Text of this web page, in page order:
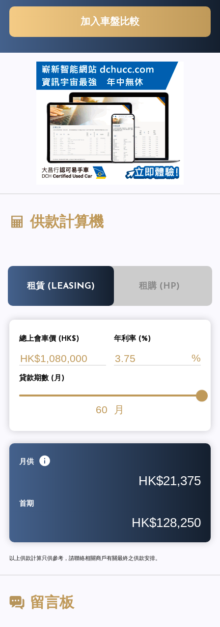
加入車盤比較
供款計算機
租賃 (LEASING) 租購 (HP)
總上會車價 (HK$) 年利率 (%)
貸款期數 (月)
60 月
月供
HK$21,375
首期
HK$128,250
以上供款計算只供參考，請聯絡相關商戶有關最終之供款安排。
留言板